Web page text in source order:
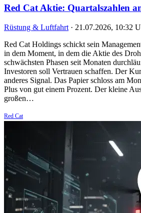
Red Cat Aktie: Quartalszahlen
Rüstung & Luftfahrt · 21.07.2026, 10:32
Red Cat Holdings schickt sein
in dem Moment, in dem die Aktie des
schwächsten Phasen seit Monaten
Investoren soll Vertrauen schaffen. Der
anderes Signal. Das Papier schloss am
Plus von gut einem Prozent. Der kleine
großen…
Red Cat